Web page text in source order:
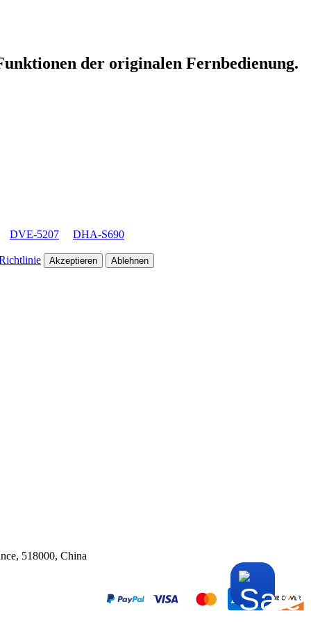
der originalen Fernbedienung.
DVE-5207
DHA-S690
Akzeptieren Ablehnen
518000, China